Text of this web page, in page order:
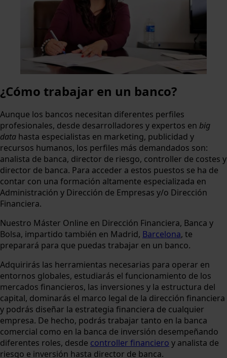
¿Cómo trabajar en un banco?
Aunque los bancos necesitan diferentes perfiles
profesionales, desde desarrolladores y expertos en big
data hasta especialistas en marketing, publicidad y
recursos humanos, los perfiles más demandados son:
analista de banca, director de riesgo, controller de costes y
director de banca. Para acceder a estos puestos se ha de
contar con una formación altamente especializada en
Administración y Dirección de Empresas y/o Dirección
Financiera.
Nuestro Máster Online en Dirección Financiera, Banca y
Bolsa, impartido también en Madrid, Barcelona, te
preparará para que puedas trabajar en un banco.
Adquirirás las herramientas necesarias para operar en
entornos globales, estudiarás el funcionamiento de los
mercados financieros, las inversiones y la estructura del
capital, dominarás el marco legal de la dirección financiera
y podrás diseñar la estrategia financiera de cualquier
empresa. De hecho, podrás trabajar tanto en la banca
comercial como en la banca de inversión desempeñando
diferentes roles, desde controller financiero y analista de
riesgo e inversión hasta director de banca.